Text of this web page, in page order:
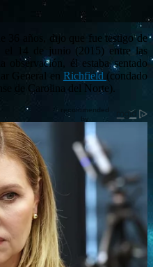
36 años, dijo que fue testigo de
el 14 de junio (2015) entre las
observación, él estaba sentado
General en Richfield (condado
de Carolina del Norte).